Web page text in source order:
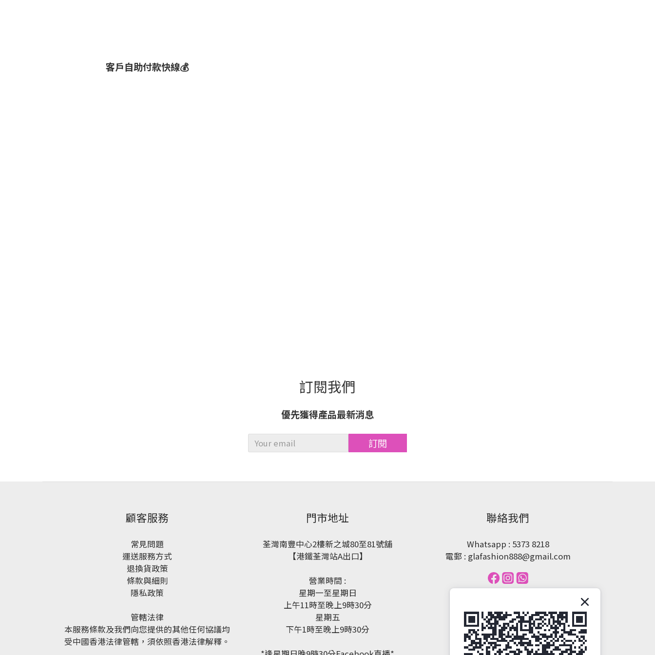
客戶自助付款快線💰
訂閱我們
優先獲得產品最新消息
訂閱
顧客服務
常見問題
運送服務方式
退換貨政策
條款與細則
隱私政策
管轄法律
本服務條款及我們向您提供的其他任何協議均
受中國香港法律管轄，須依照香港法律解釋。
門市地址
荃灣南豐中心2樓新之城80至81號舖
【港鐵荃灣站A出口】
營業時間 :
星期一至星期日
上午11時至晚上9時30分
星期五
下午1時至晚上9時30分
聯絡我們
Whatsapp : 5373 8218
電郵 : glafashion888@gmail.com